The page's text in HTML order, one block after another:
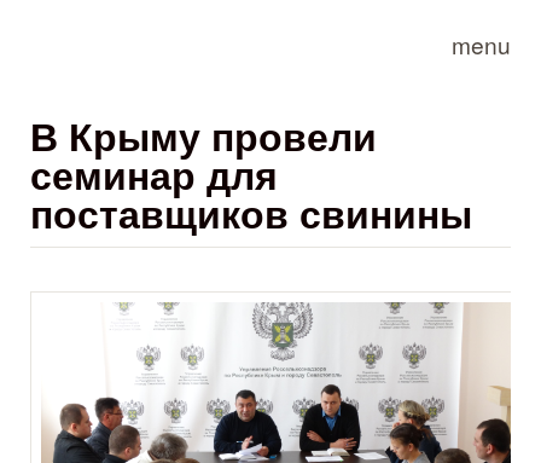
menu
В Крыму провели
семинар для
поставщиков свинины